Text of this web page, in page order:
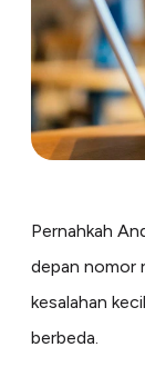
Pernahkah
depan nomor
kesalahan
berbeda.